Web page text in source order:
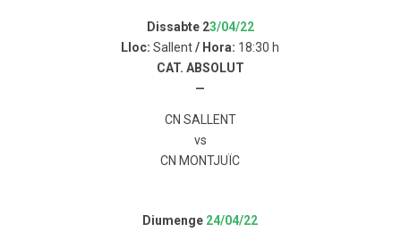
Dissabte 23/04/22
Lloc:Sallent/ Hora: 18:30 h
CAT. ABSOLUT
—
CN SALLENT
vs
CN MONTJUÏC
Diumenge 24/04/22